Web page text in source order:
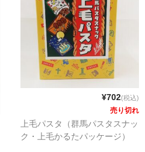
¥702(税込)
売り切れ
上毛パスタ（群馬パスタスナッ
ク・上毛かるたパッケージ）